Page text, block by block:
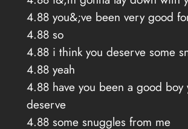
4.88 you&;ve been very good
4.88 so
4.88 i think you deserve some
4.88 yeah
4.88 have you been a good boy
deserve
4.88 some snuggles from me